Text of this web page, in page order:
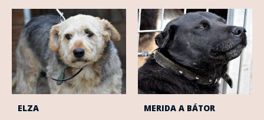
ELZA MERIDA A BÁTOR